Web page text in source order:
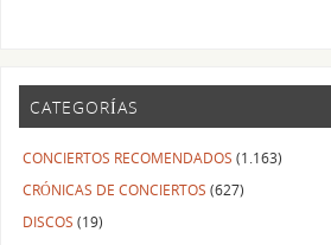
CATEGORÍAS
CONCIERTOS RECOMENDADOS (1.163)
CRÓNICAS DE CONCIERTOS (627)
DISCOS (19)